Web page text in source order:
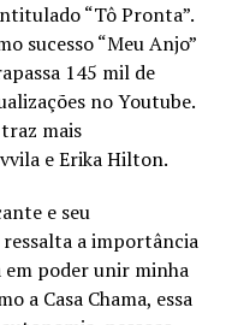
“Tô Pronta”.
sucesso “Meu Anjo”
145 mil de
no Youtube.
mais
e Erika Hilton.
e seu
ressalta a importância
em poder unir minha
a Casa Chama, essa